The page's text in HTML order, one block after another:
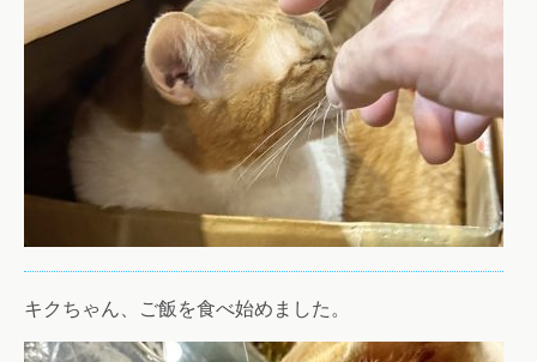
キクちゃん、ご飯を食べ始めました。